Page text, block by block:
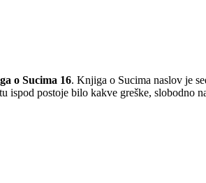
o Sucima 16. Knjiga o Sucima naslov je
ispod postoje bilo kakve greške, slobodno